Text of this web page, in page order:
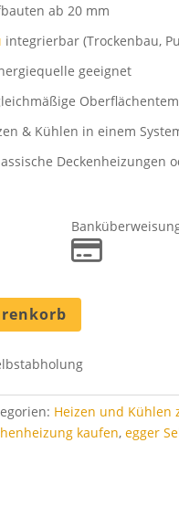
ab 20 mm
integrierbar (Trockenbau,
geeignet
& Kühlen in einem
Deckenheizungen
Heizen und Kühlen
kaufen, egger